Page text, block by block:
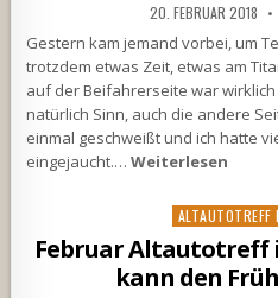
20. FEBRUAR 2018
Gestern kam jemand vorbei, um
trotzdem etwas Zeit, etwas am
auf der Beifahrerseite war
natürlich Sinn, auch die andere
einmal geschweißt und ich hatte
eingejaucht.…Weiterlesen
Posted
Februar Altautotreff
kann den